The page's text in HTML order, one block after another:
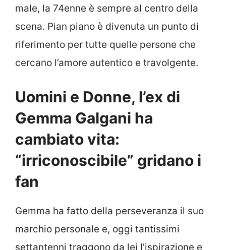
male, la 74enne è sempre al centro della
scena. Pian piano è divenuta un punto di
riferimento per tutte quelle persone che
cercano l’amore autentico e travolgente.
Uomini e Donne, l’ex di
Gemma Galgani ha
cambiato vita:
“irriconoscibile” gridano i
fan
Gemma ha fatto della perseveranza il suo
marchio personale e, oggi tantissimi
settantenni traggono da lei l’ispirazione e